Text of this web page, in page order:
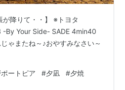
が降りて・・】 ※トヨタ
By Your Side- SADE 4min40
ゃまたね～♪おやすみなさい～
ートピア #夕凪 #夕焼